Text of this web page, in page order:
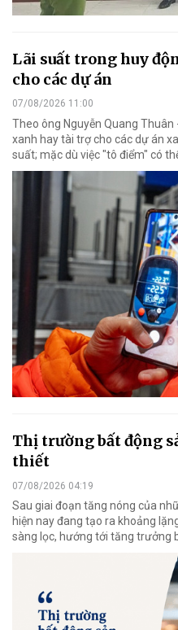
Lãi suất trong huy
cho các dự án
07/08/2026 11:00
Theo ông Nguyễn Quang Thuân
xanh hay tài trợ cho các dự án
suất; mặc dù việc "tô điểm" có
Thị trường bất động
thiết
07/08/2026 04:19
Sau giai đoạn tăng nóng của
hiện nay đang tạo ra khoảng
sàng lọc, hướng tới tăng trưởng